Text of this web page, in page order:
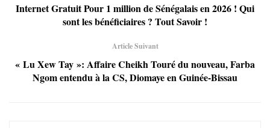
Internet Gratuit Pour 1 million de Sénégalais en 2026 ! Qui
sont les bénéficiaires ? Tout Savoir !
Article Suivant
« Lu Xew Tay »: Affaire Cheikh Touré du nouveau, Farba
Ngom entendu à la CS, Diomaye en Guinée-Bissau